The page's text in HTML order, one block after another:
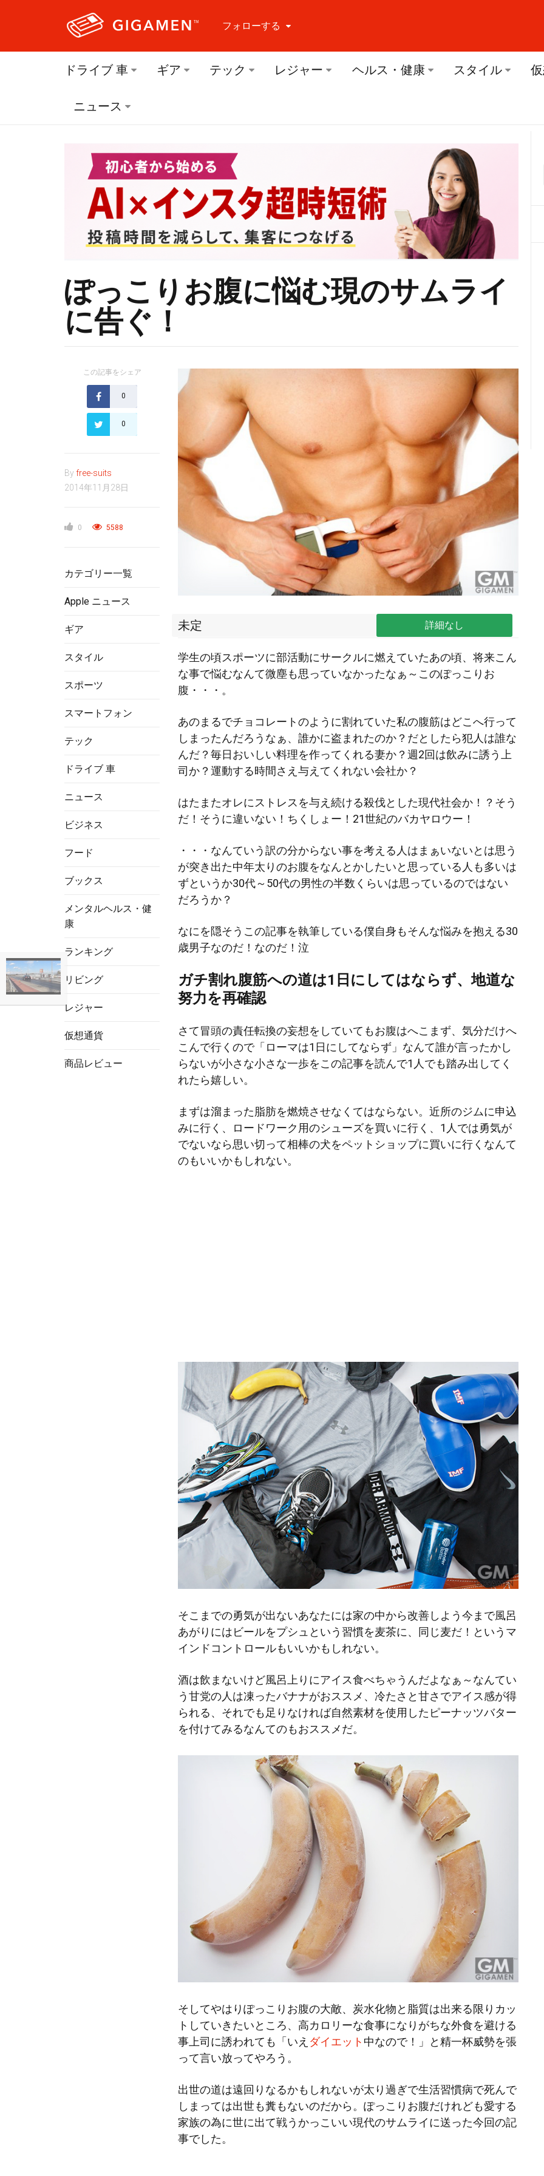
フォローする
フォローする Facebook
ドライブ 車 ギア テック レジャー ヘルス・健康 スタイル
ニュース
ぽっこりお腹に悩む現のサムライ
に告ぐ！
この記事をシェア
0
0
By free-suits
2014年11月28日
0 5588
カテゴリー一覧
Apple ニュース
ギア
スタイル
スポーツ
スマートフォン
テック
ドライブ 車
ニュース
ビジネス
フード
ブックス
メンタルヘルス・健
康
ランキング
リビング
レジャー
仮想通貨
商品レビュー
未定 詳細なし
学生の頃スポーツに部活動にサークルに燃えていたあの頃、将来こん
な事で悩むなんて微塵も思っていなかったなぁ～このぽっこりお
腹・・・。
あのまるでチョコレートのように割れていた私の腹筋はどこへ行って
しまったんだろうなぁ、誰かに盗まれたのか？だとしたら犯人は誰な
んだ？毎日おいしい料理を作ってくれる妻か？週2回は飲みに誘う上
司か？運動する時間さえ与えてくれない会社か？
はたまたオレにストレスを与え続ける殺伐とした現代社会か！？そう
だ！そうに違いない！ちくしょー！21世紀のバカヤロウー！
・・・なんていう訳の分からない事を考える人はまぁいないとは思う
が突き出た中年太りのお腹をなんとかしたいと思っている人も多いは
ずというか30代～50代の男性の半数くらいは思っているのではない
だろうか？
なにを隠そうこの記事を執筆している僕自身もそんな悩みを抱える30
歳男子なのだ！なのだ！泣
ガチ割れ腹筋への道は1日にしてはならず、地道な
努力を再確認
さて冒頭の責任転換の妄想をしていてもお腹はへこまず、気分だけへ
こんで行くので「ローマは1日にしてならず」なんて誰が言ったかし
らないが小さな小さな一歩をこの記事を読んで1人でも踏み出してく
れたら嬉しい。
まずは溜まった脂肪を燃焼させなくてはならない。近所のジムに申込
みに行く、ロードワーク用のシューズを買いに行く、1人では勇気が
でないなら思い切って相棒の犬をペットショップに買いに行くなんて
のもいいかもしれない。
そこまでの勇気が出ないあなたには家の中から改善しよう今まで風呂
あがりにはビールをプシュという習慣を麦茶に、同じ麦だ！というマ
インドコントロールもいいかもしれない。
酒は飲まないけど風呂上りにアイス食べちゃうんだよなぁ～なんてい
う甘党の人は凍ったバナナがおススメ、冷たさと甘さでアイス感が得
られる、それでも足りなければ自然素材を使用したピーナッツバター
を付けてみるなんてのもおススメだ。
そしてやはりぽっこりお腹の大敵、炭水化物と脂質は出来る限りカッ
トしていきたいところ、高カロリーな食事になりがちな外食を避ける
事上司に誘われても「いえ ダイエット 中なので！」と精一杯威勢を張
って言い放ってやろう。
出世の道は遠回りなるかもしれないが太り過ぎで生活習慣病で死んで
しまっては出世も糞もないのだから。ぽっこりお腹だけれども愛する
家族の為に世に出て戦うかっこいい現代のサムライに送った今回の記
事でした。